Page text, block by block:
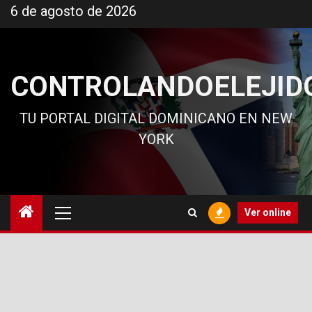
al
6 de agosto de 2026
TU PORTAL DIGITAL DOMINICANO EN NEW
YORK
principal
Ver online